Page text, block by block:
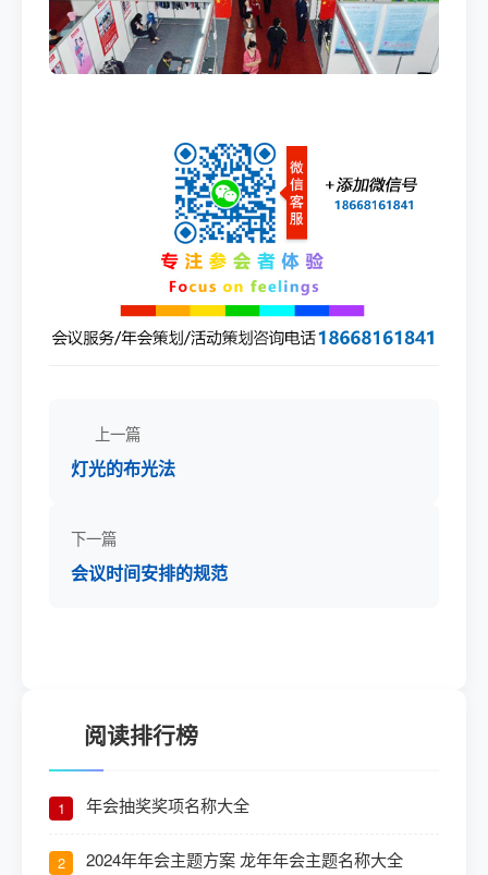
上一篇
灯光的布光法
下一篇
会议时间安排的规范
阅读排行榜
1 年会抽奖奖项名称大全
2 2024年年会主题方案 龙年年会主题名称大全